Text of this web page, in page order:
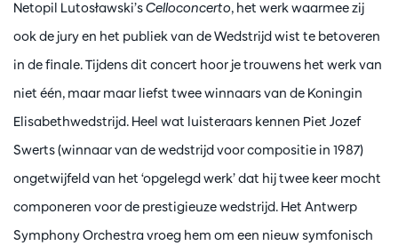
Netopil Lutosławski’sCelloconcerto, het werk waarmee zij
ook de jury en het publiek van de Wedstrijd wist te betoveren
in de finale. Tijdens dit concert hoor je trouwens het werk van
niet één, maar maar liefst twee winnaars van de Koningin
Elisabethwedstrijd. Heel wat luisteraars kennen Piet Jozef
Swerts (winnaar van de wedstrijd voor compositie in 1987)
ongetwijfeld van het ‘opgelegd werk’ dat hij twee keer mocht
componeren voor de prestigieuze wedstrijd. Het Antwerp
Symphony Orchestra vroeg hem om een nieuw symfonisch